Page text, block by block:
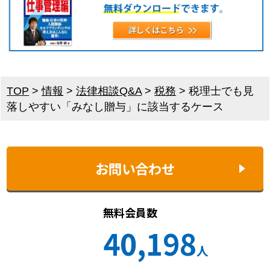
TOP >情報 >法律相談Q&A>税務 >税理士でも見
落しやすい「みなし贈与」に該当するケース
お問い合わせ
無料会員数
40,198人